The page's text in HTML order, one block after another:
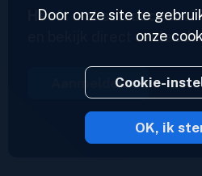
Heeft u al een account?
en bekijk direct uw feeds.
Aanmelden
2023 ©
Door onze site te
onze
Cookie-
OK, ik